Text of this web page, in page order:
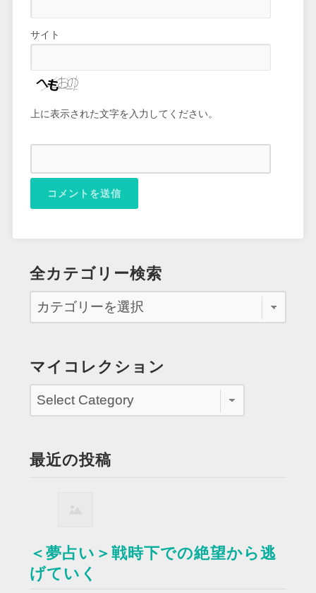
サイト
上に表示された文字を入力してください。
全カテゴリー検索
マイコレクション
最近の投稿
＜夢占い＞戦時下での絶望から逃
げていく